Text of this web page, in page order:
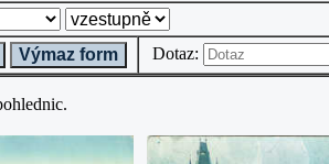
Výmaz form Dotaz: